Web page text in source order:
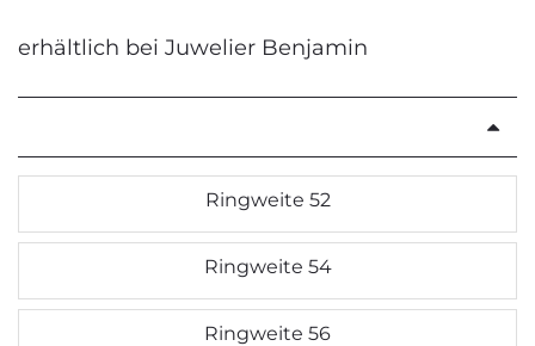
erhältlich bei Juwelier Benjamin
Ringweite 52
Ringweite 54
Ringweite 56